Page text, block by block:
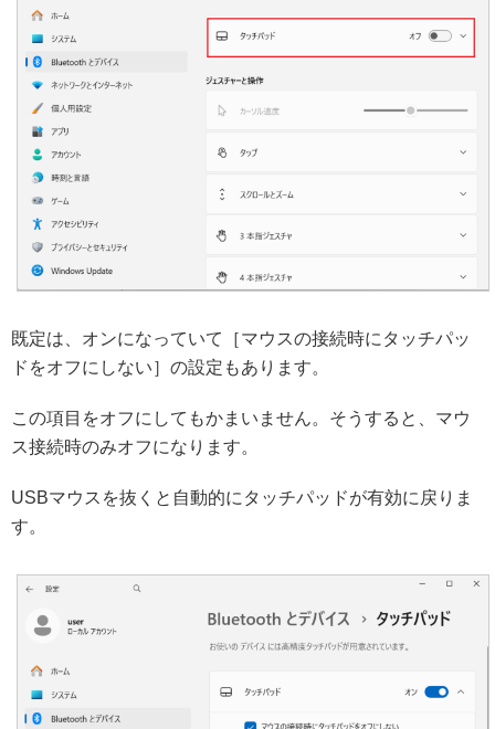
既定は、オンになっていて［マウスの接続時にタッチパッ
ドをオフにしない］の設定もあります。
この項目をオフにしてもかまいません。そうすると、マウ
ス接続時のみオフになります。
USBマウスを抜くと自動的にタッチパッドが有効に戻りま
す。